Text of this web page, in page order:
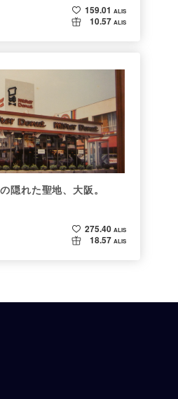
159.01 ALIS
10.57 ALIS
隠れた聖地、大阪。
275.40 ALIS
18.57 ALIS